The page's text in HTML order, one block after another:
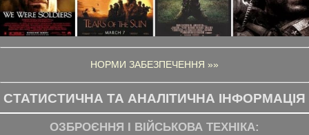
НОРМИ ЗАБЕЗПЕЧЕННЯ »»
СТАТИСТИЧНА ТА АНАЛІТИЧНА ІНФОРМАЦІЯ
ОЗБРОЄННЯ І ВІЙСЬКОВА ТЕХНІКА: